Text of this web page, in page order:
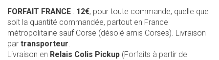
FORFAIT FRANCE : 12€, pour toute commande, quelle que
soit la quantité commandée, partout en France
métropolitaine sauf Corse (désolé amis Corses). Livraison
par transporteur.
Livraison en Relais Colis Pickup (Forfaits à partir de